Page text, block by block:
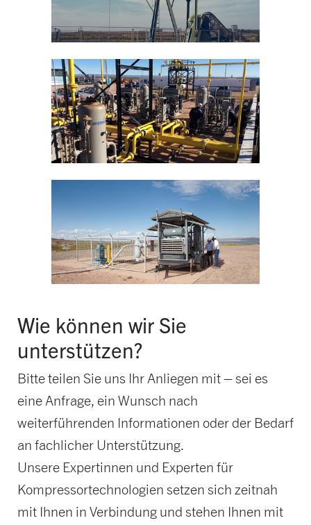
Wie können wir Sie
unterstützen?
Bitte teilen Sie uns Ihr Anliegen mit – sei es
eine Anfrage, ein Wunsch nach
weiterführenden Informationen oder der Bedarf
an fachlicher Unterstützung.
Unsere Expertinnen und Experten für
Kompressortechnologien setzen sich zeitnah
mit Ihnen in Verbindung und stehen Ihnen mit